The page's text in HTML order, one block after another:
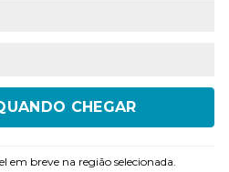
em breve na região selecionada.